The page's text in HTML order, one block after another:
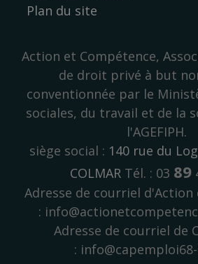
Plan du site
Action et Compétence,
de droit privé à but
conventionnée par le
sociales, du travail et de la
l'AGEFIPH.
siège social : 140 rue du
COLMAR Tél. : 03 89
Adresse de courriel d'Action
:
Adresse de courriel de
: